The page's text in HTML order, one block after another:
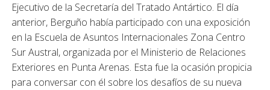
Ejecutivo de la Secretaría del Tratado Antártico. El día
anterior, Berguño había participado con una exposición
en la Escuela de Asuntos Internacionales Zona Centro
Sur Austral, organizada por el Ministerio de Relaciones
Exteriores en Punta Arenas. Esta fue la ocasión propicia
para conversar con él sobre los desafíos de su nueva